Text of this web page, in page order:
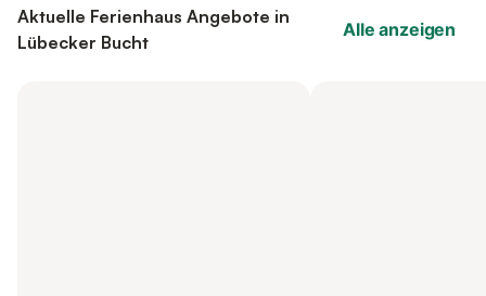
Aktuelle Ferienhaus Angebote in
Lübecker Bucht
Alle anzeigen